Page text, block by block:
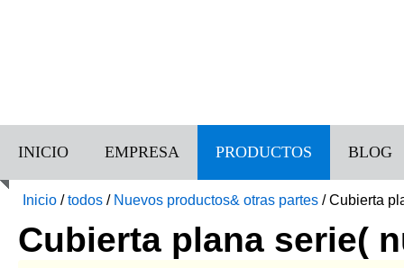
INICIO EMPRESA PRODUCTOS BLOG
Inicio /todos / Nuevos productos& otras partes /Cubierta
Cubierta plana serie(